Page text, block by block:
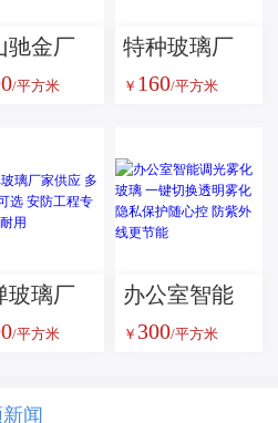
驰金厂
强耐磨
/平方米
特种玻璃厂
家供应单片
璃 甲级复合
防火玻璃 消
防通道安全
玻璃隔断
￥ 160/平方米
玻璃厂
应 多种
程专用
/平方米
办公室智能
调光雾化玻
￥ 300/平方米
闻